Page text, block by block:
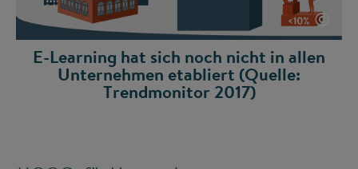
E-Learning hat sich noch nicht in allen
Unternehmen etabliert (Quelle:
Trendmonitor 2017)
©